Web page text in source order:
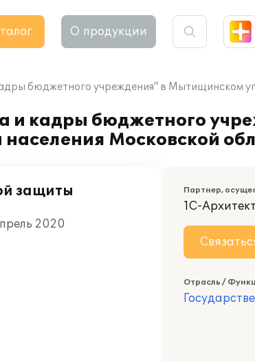
О продукции
бюджетного учреждения" в Мытищинском
и кадры бюджетного
Московской
защиты
2020
Партнер,
1С-
Отрасль /